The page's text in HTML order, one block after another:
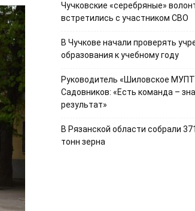
Чучковские «серебряные»
встретились с участником СВО
В Чучкове начали проверять
образования к учебному году
Руководитель «Шиловское
Садовников: «Есть команда –
результат»
В Рязанской области собрали
тонн зерна